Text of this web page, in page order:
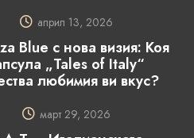
април 13, 2026
Blue с нова визия: Коя
„Tales of Italy“
любимия ви вкус?
март 29, 2026